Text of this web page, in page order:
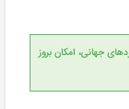
به دلیل تطابق با دانش به روز و مورد تایید استانداردهای جهانی، امکان بروز